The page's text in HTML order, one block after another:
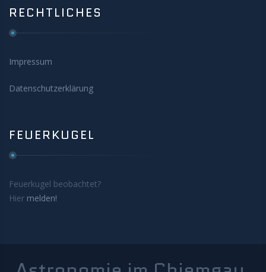
RECHTLICHES
Impressum
Datenschutzerklärung
FEUERKUGEL
Feuerkugel beobachtet?
Hier melden!